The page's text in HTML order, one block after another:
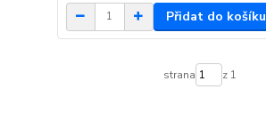
Přidat do košíku
strana z 1